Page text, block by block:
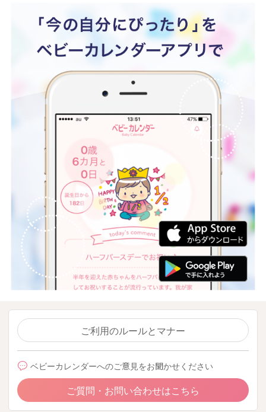
ご利用のルールとマナー
ベビーカレンダーへのご意見をお聞かせください
ご質問・お問い合わせはこちら